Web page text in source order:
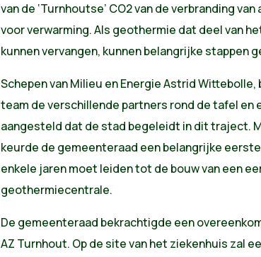
van de ‘Turnhoutse’ CO2 van de verbranding
voor verwarming. Als geothermie dat deel van
kunnen vervangen, kunnen belangrijke stappen
Schepen van Milieu en Energie Astrid
team de verschillende partners rond de tafel en
aangesteld dat de stad begeleidt in dit traject.
keurde de gemeenteraad een belangrijke
enkele jaren moet leiden tot de bouw van een
geothermiecentrale.
De gemeenteraad bekrachtigde een
AZ Turnhout. Op de site van het ziekenhuis zal